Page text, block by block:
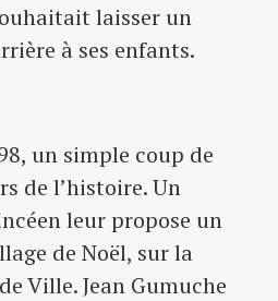
laisser un
à ses enfants.
un simple coup de
de l’histoire. Un
leur propose un
de Noël, sur la
Ville. Jean Gumuche